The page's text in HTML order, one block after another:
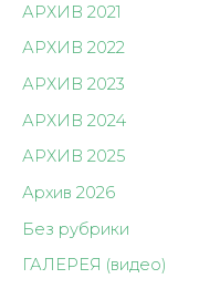
АРХИВ 2021
АРХИВ 2022
АРХИВ 2023
АРХИВ 2024
АРХИВ 2025
Архив 2026
Без рубрики
ГАЛЕРЕЯ (видео)